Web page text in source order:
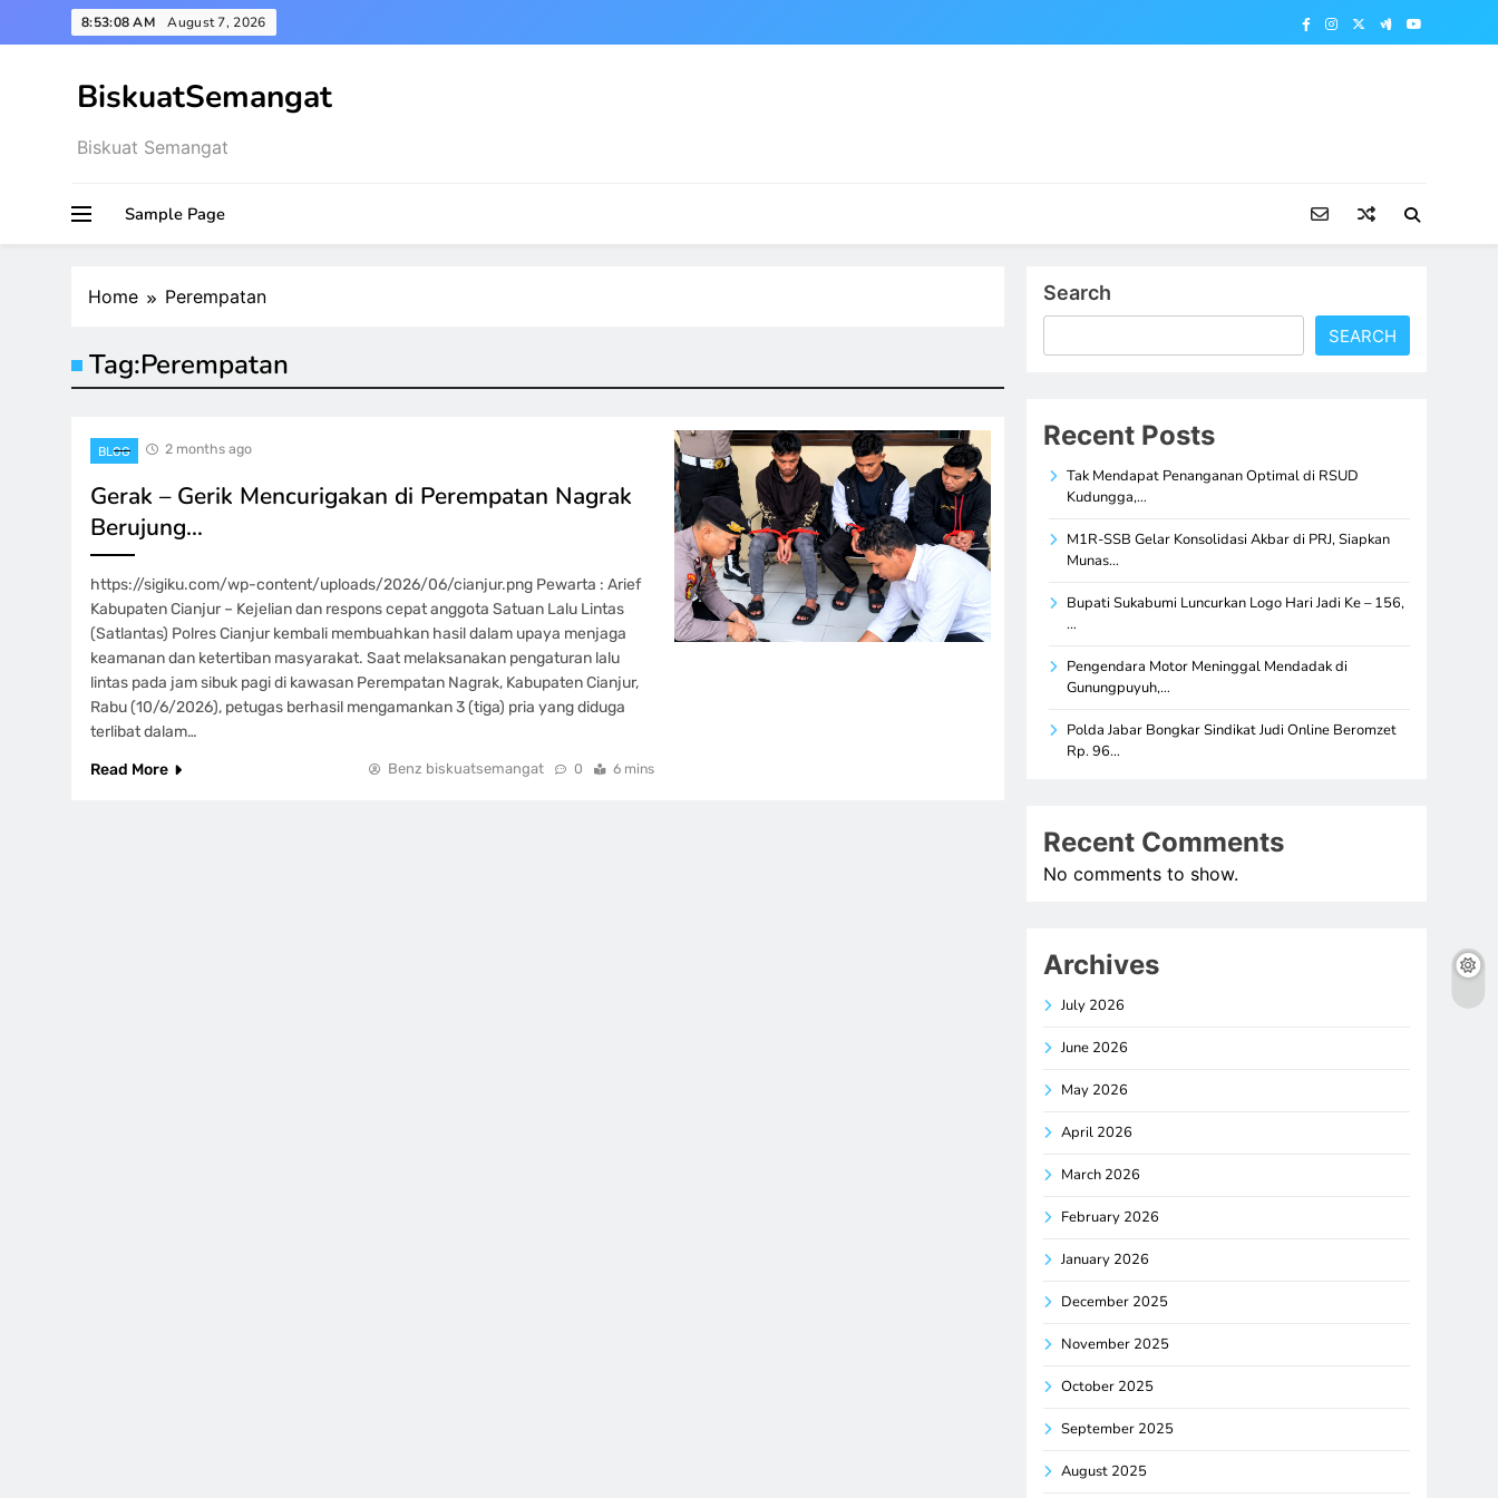
to
8:53:08 AM August 7, 2026
BiskuatSemangat
Biskuat Semangat
Sample Page
Home Perempatan
Tag:Perempatan
BLOG 2 months ago
Gerak – Gerik Mencurigakan di Perempatan Nagrak
Berujung…
https://sigiku.com/wp-content/uploads/2026/06/cianjur.png Pewarta : Arief
Kabupaten Cianjur – Kejelian dan respons cepat anggota Satuan Lalu Lintas
(Satlantas) Polres Cianjur kembali membuahkan hasil dalam upaya menjaga
keamanan dan ketertiban masyarakat. Saat melaksanakan pengaturan lalu
lintas pada jam sibuk pagi di kawasan Perempatan Nagrak, Kabupaten Cianjur,
Rabu (10/6/2026), petugas berhasil mengamankan 3 (tiga) pria yang diduga
terlibat dalam…
Read More
Benz biskuatsemangat 0 6 mins
Search
SEARCH
Recent Posts
Tak Mendapat Penanganan Optimal di RSUD
Kudungga,…
M1R-SSB Gelar Konsolidasi Akbar di PRJ, Siapkan
Munas…
Bupati Sukabumi Luncurkan Logo Hari Jadi Ke – 156,
…
Pengendara Motor Meninggal Mendadak di
Gunungpuyuh,…
Polda Jabar Bongkar Sindikat Judi Online Beromzet
Rp. 96…
Recent Comments
No comments to show.
Archives
July 2026
June 2026
May 2026
April 2026
March 2026
February 2026
January 2026
December 2025
November 2025
October 2025
September 2025
August 2025